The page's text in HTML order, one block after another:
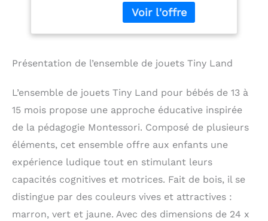
Empiler et Apparier
par Couleur, Puzzle
d'Appariement par
Carton Coloré
les besoins de votre
tout-petit, favoriser
l'exploration sensorielle,
et soutenir le
Plongez dans un monde
où la curiosité est la
priorité, où chaque
moment de jeu est un
d'apprentissage et de
découverte! Sélection
intelligente de jouets :
fascinant de nos jouets,
soigneusement conçus
Présentation de l’ensemble de jouets Tiny Land
L’ensemble de jouets Tiny Land pour bébés de 13 à
15 mois propose une approche éducative inspirée
de la pédagogie Montessori. Composé de plusieurs
éléments, cet ensemble offre aux enfants une
expérience ludique tout en stimulant leurs
capacités cognitives et motrices. Fait de bois, il se
distingue par des couleurs vives et attractives :
marron, vert et jaune. Avec des dimensions de 24 x